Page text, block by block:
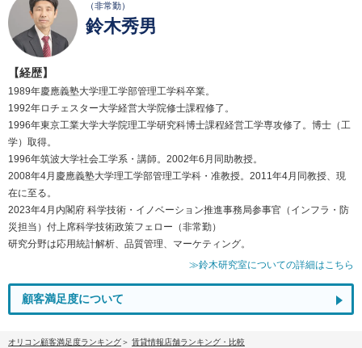
（非常勤）
鈴木秀男
【経歴】
1989年慶應義塾大学理工学部管理工学科卒業。
1992年ロチェスター大学経営大学院修士課程修了。
1996年東京工業大学大学院理工学研究科博士課程経営工学専攻修了。博士（工
学）取得。
1996年筑波大学社会工学系・講師。2002年6月同助教授。
2008年4月慶應義塾大学理工学部管理工学科・准教授。2011年4月同教授、現
在に至る。
2023年4月内閣府 科学技術・イノベーション推進事務局参事官（インフラ・防
災担当）付上席科学技術政策フェロー（非常勤）
研究分野は応用統計解析、品質管理、マーケティング。
≫鈴木研究室についての詳細はこちら
顧客満足度について
オリコン顧客満足度ランキング
賃貸情報店舗ランキング・比較